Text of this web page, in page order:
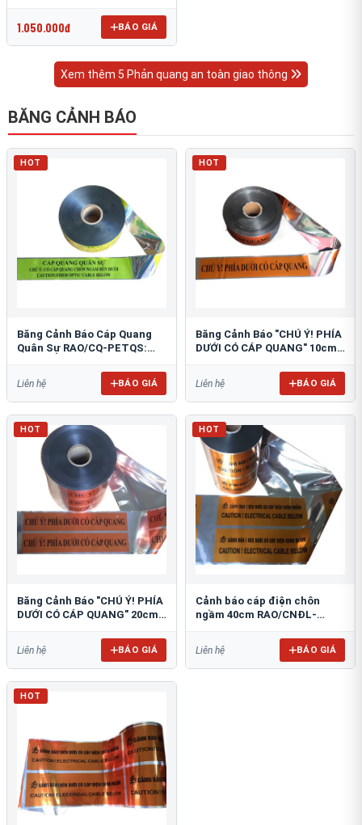
1.050.000đ BÁO GIÁ
Xem thêm 5 Phản quang an toàn giao thông
BĂNG CẢNH BÁO
HOT
Băng Cảnh Báo Cáp Quang
Quân Sự RAO/CQ-PETQS:
Liên hệ BÁO GIÁ
HOT
Băng Cảnh Báo "CHÚ Ý! PHÍA
DƯỚI CÓ CÁP QUANG" 10cm:
Liên hệ BÁO GIÁ
HOT
Băng Cảnh Báo "CHÚ Ý! PHÍA
DƯỚI CÓ CÁP QUANG" 20cm
Liên hệ BÁO GIÁ
HOT
Cảnh báo cáp điện chôn
ngầm 40cm RAO/CNĐL-
Liên hệ BÁO GIÁ
HOT